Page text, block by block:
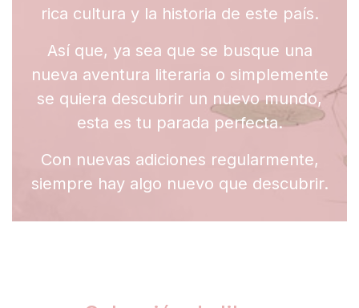
rica cultura y la historia de este país.
Así que, ya sea que se busque una
nueva aventura literaria o simplemente
se quiera descubrir un nuevo mundo,
esta es tu parada perfecta.
Con nuevas adiciones regularmente,
siempre hay algo nuevo que descubrir.